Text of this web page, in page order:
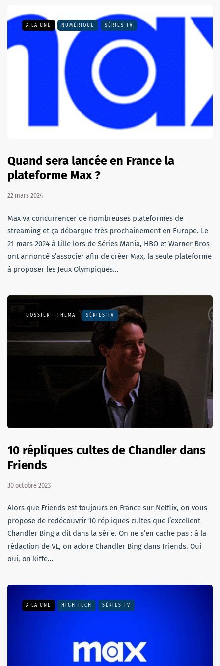
A LA UNE NUMÉRIQUE SÉRIES TV
Quand sera lancée en France la
plateforme Max ?
22 mars 2024
Max va concurrencer de nombreuses plateformes de
streaming et ça débarque très prochainement en Europe. Le
21 mars 2024 à Lille lors de Séries Mania, HBO et Warner Bros
ont annoncé s’associer afin de créer Max, la seule plateforme
à proposer les Jeux Olympiques…
DOSSIER - THEMA SÉRIES TV
10 répliques cultes de Chandler dans
Friends
30 octobre 2023
Alors que Friends est toujours en France sur Netflix, on vous
propose de redécouvrir 10 répliques cultes que l’excellent
Chandler Bing a dit dans la série. On ne s’en cache pas : à la
rédaction de VL, on adore Chandler Bing dans Friends. Oui
oui, on kiffe…
A LA UNE HIGH TECH SÉRIES TV